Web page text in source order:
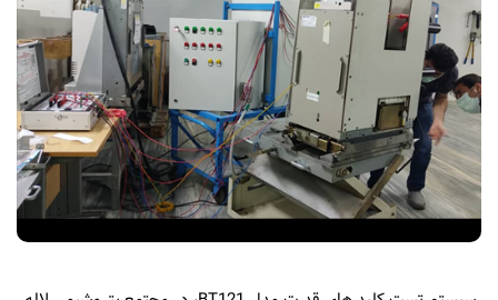
اخبار و مقالات
درباره ما
تماس با ما
نمایندگی ها